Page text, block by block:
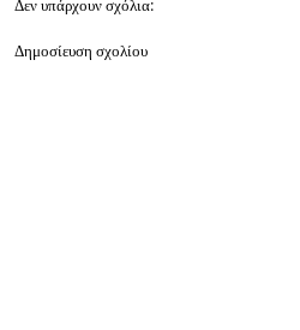
Δεν υπάρχουν σχόλια:
Δημοσίευση σχολίου